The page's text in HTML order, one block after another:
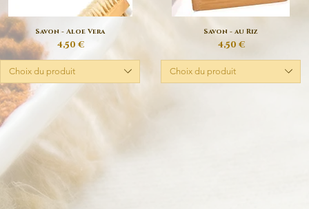
Aperçu rapide
Savon - Aloe Vera
Prix
4,50 €
Choix du produit
Aperçu rapide
Savon - au Riz
Prix
4,50 €
Choix du produit